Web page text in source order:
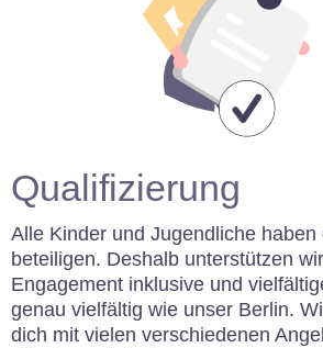
Qualifizierung
Alle Kinder und Jugendliche
beteiligen. Deshalb unterstützen
Engagement inklusive und
genau vielfältig wie unser Berlin.
dich mit vielen verschiedenen